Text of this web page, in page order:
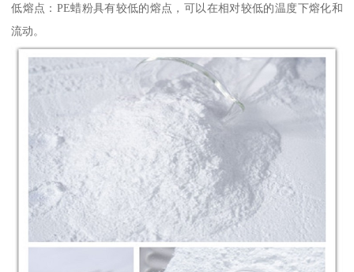
低熔点：PE蜡粉具有较低的熔点，可以在相对较低的温度下熔化和
流动。